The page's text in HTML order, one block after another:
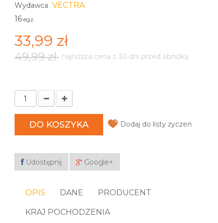
Wydawca VECTRA
16 egz.
33,99 zł
49,99 zł najniższa cena z 30 dni przed obniżką
DO KOSZYKA Dodaj do listy życzeń
Udostępnij Google+
OPIS DANE PRODUCENT
KRAJ POCHODZENIA